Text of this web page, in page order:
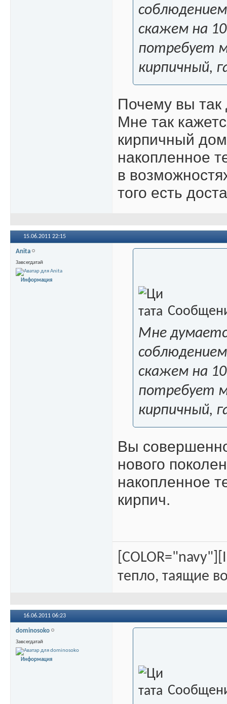
скажем на
потребует
кирпичный,
Почему вы
Мне так
кирпичный
накопленное
в
того есть
15.06.2011 22:15
Anita
Завсегдатай
Информация
Мне
скажем на
потребует
кирпичный,
Вы
нового
накопленное
кирпич.
тепло, таящие
16.06.2011 06:23
dominosoko
Завсегдатай
Информация